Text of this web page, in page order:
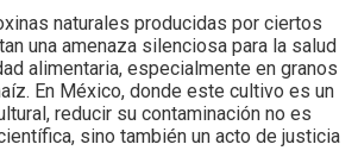
naturales producidas por ciertos
una amenaza silenciosa para la salud
alimentaria, especialmente en granos
En México, donde este cultivo es un
reducir su contaminación no es
sino también un acto de justicia